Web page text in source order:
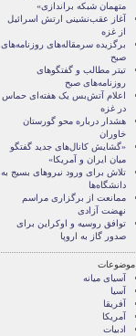
متهمان شبکه براندازی»
آغاز عقب‌نشینی ارتش اسرائیل
از غزه
برگزیده سرمقاله‌های روزنامه‌های
صبح
تیتر مطالب و گفتگو‌های
روزنامه‌های صبح
اعلام آتش‌بس یک هفته‌ای حماس
در غزه
هشدار درباره محو گورستان
خاوران
«گشایش کانال‌های جدید گفتگو
میان ایران و آمریکا»
تلاش برای ورود نیرو‌های بسیج به
دانشگاه‌ها
ممانعت از برگزاری مراسم
نهضت‌ آزادی
توافق روسیه و اوکراین برای
صدور گاز به اروپا
موضوعات
آسيای ميانه
آسیا
آفریقا
آمریکا
ادبیات